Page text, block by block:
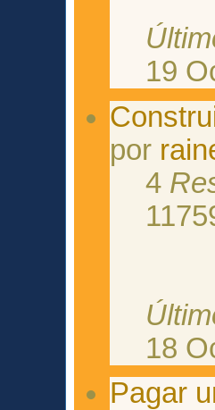
19
por
4
18
Pagar